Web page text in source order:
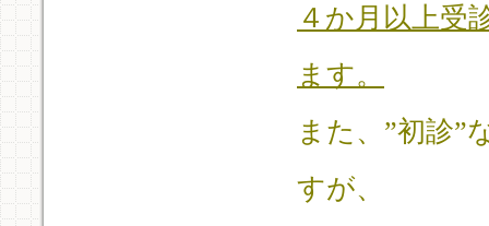
４か月以上受
ます。
また、”初診”
すが、